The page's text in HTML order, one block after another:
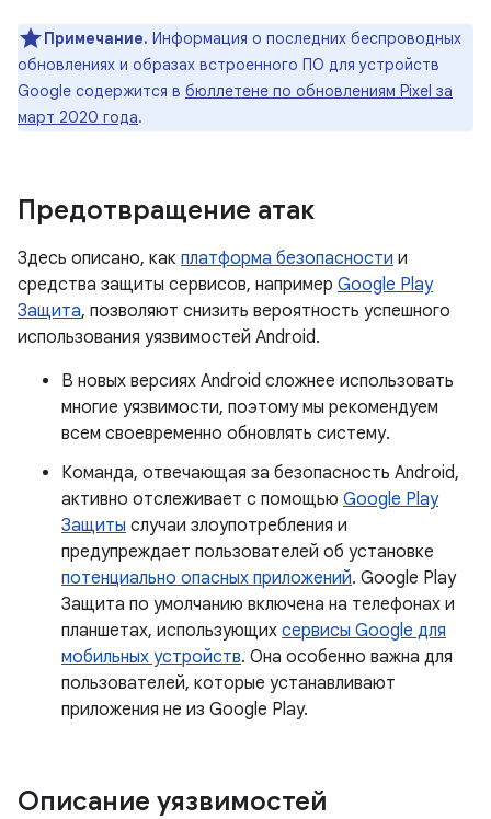
Примечание. Информация о последних беспроводных
обновлениях и образах встроенного ПО для устройств
Google содержится в бюллетене по обновлениям Pixel за
март 2020 года.
Предотвращение атак
Здесь описано, как платформа безопасности и
средства защиты сервисов, например Google Play
Защита, позволяют снизить вероятность успешного
использования уязвимостей Android.
В новых версиях Android сложнее использовать
многие уязвимости, поэтому мы рекомендуем
всем своевременно обновлять систему.
Команда, отвечающая за безопасность Android,
активно отслеживает с помощью Google Play
Защиты случаи злоупотребления и
предупреждает пользователей об установке
потенциально опасных приложений. Google Play
Защита по умолчанию включена на телефонах и
планшетах, использующих сервисы Google для
мобильных устройств. Она особенно важна для
пользователей, которые устанавливают
приложения не из Google Play.
Описание уязвимостей